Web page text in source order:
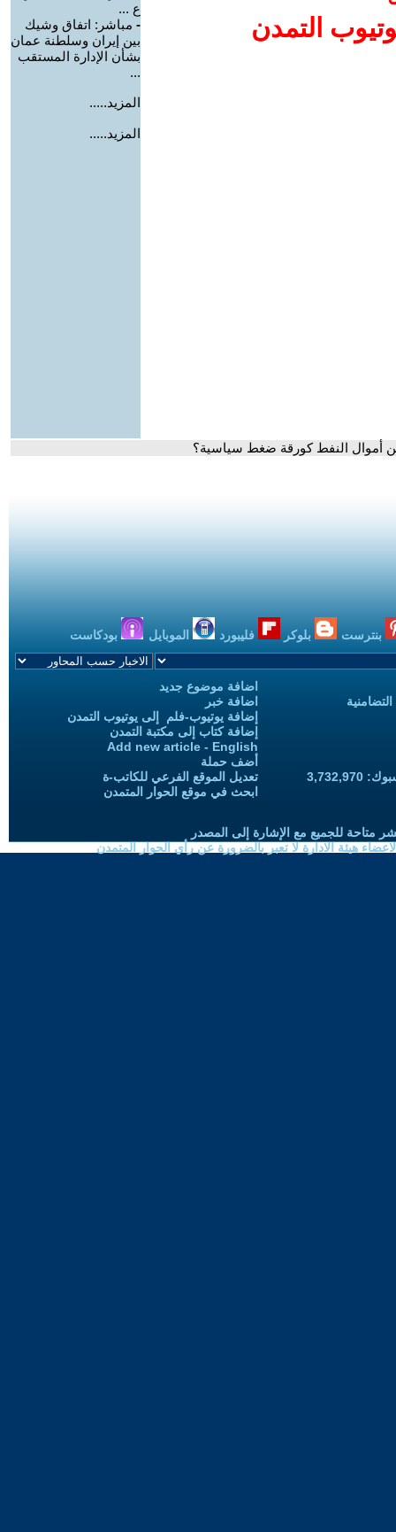
التمدن
ع ...
- مباشر: اتفاق وشيك
بين إيران وسلطنة عمان
بشأن الإدارة المستقب
...
المزيد.....
المزيد.....
أموال النفط كورقة ضغط سياسية؟
بنترست بلوكر فليبورد الموبايل بودكاست
اضافة موضوع جديد
اضافة خبر
إضافة يوتيوب-فلم إلى يوتيوب التمدن
إضافة كتاب إلى مكتبة التمدن
Add new article - English
أضف حملة
تعديل الموقع الفرعي للكاتب-ة
ابحث في موقع الحوار المتمدن
متاحة للجميع مع الإشارة إلى المصدر
هيئة الادارة لا تعبر بالضرورة عن رأي الحوار المتمدن